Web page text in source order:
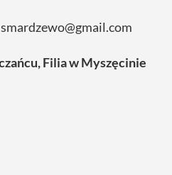
Filia w Myszęcinie